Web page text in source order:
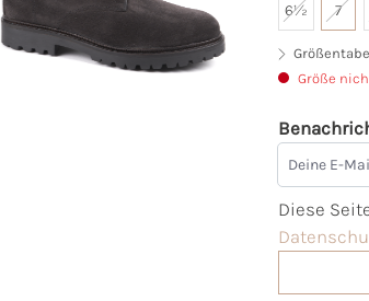
6½ 7
Größe
Deine E-
Diese